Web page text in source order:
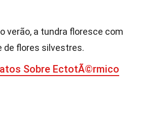
verão, a tundra floresce com
de flores silvestres.
Sobre EctotÃ©rmico